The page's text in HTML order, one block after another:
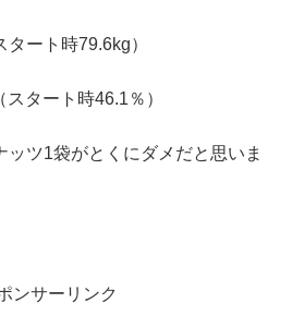
ート時79.6kg）
タート時46.1％）
ツ1袋がとくにダメだと思いま
ンサーリンク